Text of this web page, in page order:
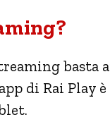
basta
di Rai